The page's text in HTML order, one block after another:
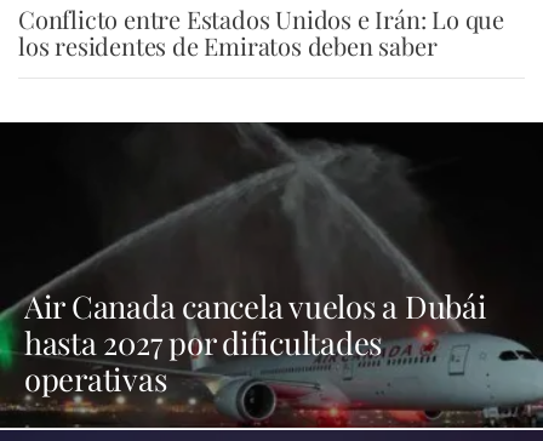
Conflicto entre Estados Unidos e Irán: Lo que
los residentes de Emiratos deben saber
Air Canada cancela vuelos a Dubái
hasta 2027 por dificultades
operativas